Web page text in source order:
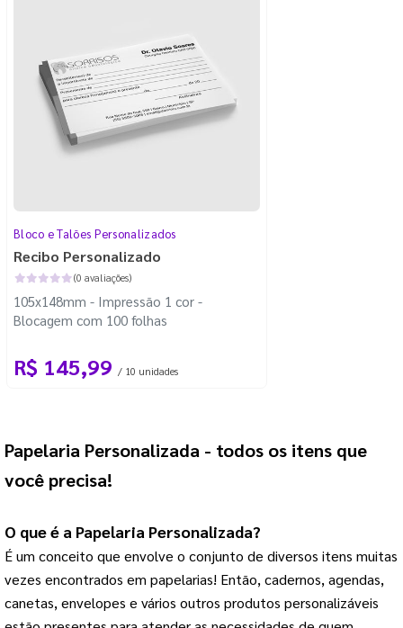
Bloco e Talões Personalizados
Recibo Personalizado
(0 avaliações)
105x148mm - Impressão 1 cor -
Blocagem com 100 folhas
R$ 145,99 / 10 unidades
Papelaria Personalizada - todos os itens que
você precisa!
O que é a Papelaria Personalizada?
É um conceito que envolve o conjunto de diversos itens muitas
vezes encontrados em papelarias! Então, cadernos, agendas,
canetas, envelopes e vários outros produtos personalizáveis